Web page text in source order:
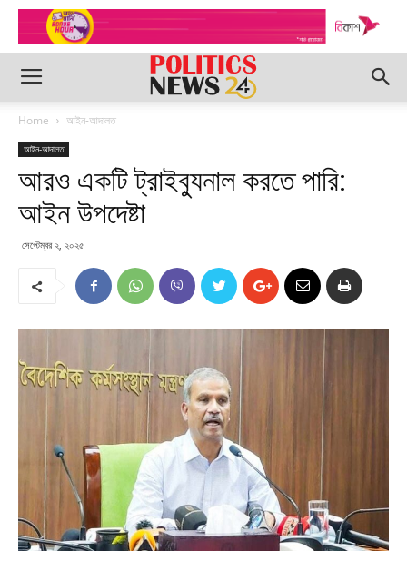
Home আইন-আদালত
আইন-আদালত
আরও একটি ট্রাইব্যুনাল করতে পারি:
আইন উপদেষ্টা
সেপ্টেম্বর ২, ২০২৫